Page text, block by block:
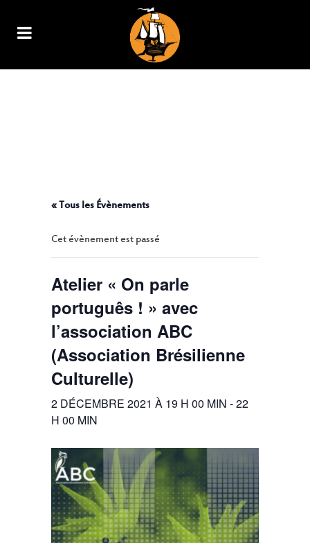
« Tous les Évènements
Cet évènement est passé
Atelier « On parle
português ! » avec
l’association ABC
(Association Brésilienne
Culturelle)
2 DÉCEMBRE 2021 À 19 H 00 MIN -22
H 00 MIN